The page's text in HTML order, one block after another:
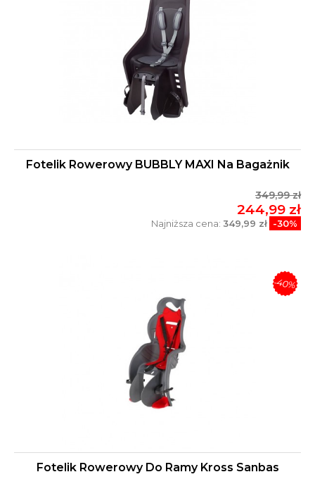
Fotelik Rowerowy BUBBLY MAXI Na Bagażnik
349,99 zł
244,99 zł
Najniższa cena: 349,99 zł -30%
Fotelik Rowerowy Do Ramy Kross Sanbas
-40%